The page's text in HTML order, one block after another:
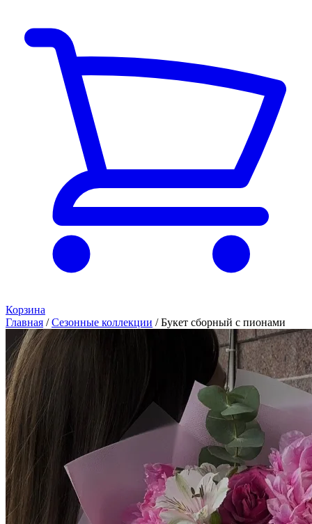
Корзина
Главная / Сезонные коллекции / Букет сборный с пионами